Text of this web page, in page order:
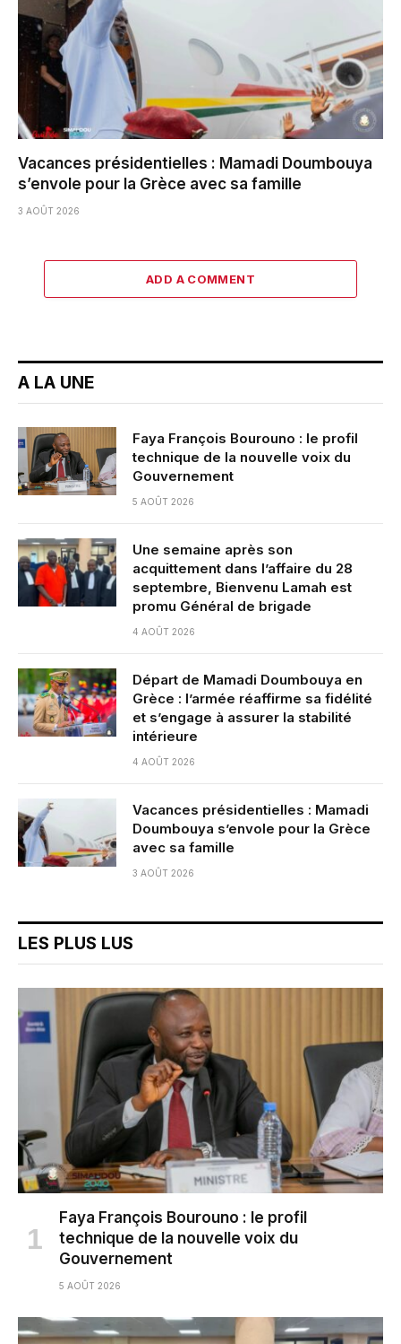
Vacances présidentielles : Mamadi Doumbouya
s’envole pour la Grèce avec sa famille
3 AOÛT 2026
ADD A COMMENT
A LA UNE
Faya François Bourouno : le profil
technique de la nouvelle voix du
Gouvernement
5 AOÛT 2026
Une semaine après son
acquittement dans l’affaire du 28
septembre, Bienvenu Lamah est
promu Général de brigade
4 AOÛT 2026
Départ de Mamadi Doumbouya en
Grèce : l’armée réaffirme sa fidélité
et s’engage à assurer la stabilité
intérieure
4 AOÛT 2026
Vacances présidentielles : Mamadi
Doumbouya s’envole pour la Grèce
avec sa famille
3 AOÛT 2026
LES PLUS LUS
Faya François Bourouno : le profil
technique de la nouvelle voix du
Gouvernement
5 AOÛT 2026